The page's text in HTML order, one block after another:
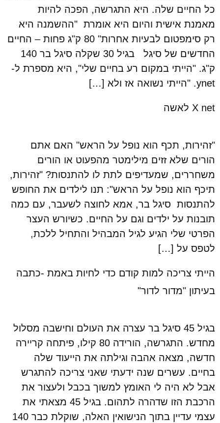
כל החיים שלה. היא התגרשה, הפכה להיות
מאמנת אישית והיום היא אומרת "ההשמנה היא
רק סימפטום לבעיות אחרות" 80 ק"ג פחות – החיים
החדשים של סיגל בגיל 30 שקלה סיגל בר 140
ק"ג. "הייתי במקום רע בחיים שלי", היא מספרת ל-
ynet. "הייתי נשואה אז ולא […]
X net לאשה
"זהירות, תכף הוא נופל על הראש" האם אתם
הורים שלא זזים מילימטר מהפעוט או הורים
משחררים, שמעדיפים לתת לו להתנסות? "זהירות,
תיכף הוא נופל על הראש": תנו לילדים את החופש
להתנסות סיגל בר, אמא לחוצה לשעבר, עם כמה
תובנות על ילדים וגם על החיים. כשיורש העצר
הפרטי שלי הגיע לגיל המבהיל והתחיל ללכת,
לטפס על […]
הייתי צריכה למות קודם כדי לחיות באמת -כתבה
בעיתון "מדור לדור"
בגיל 45 סיגל בר עצרה את העולם וחישבה מסלול
מחדש. התגרשה, הורידה 80 קילו, פיתחה קריירה
חדשה, מצאה אהבה וגילתה את הייעוד שלה
בחיים. עשרים שנה ידעתי שאני צריכה להתגרש
אבל לא היה לי האומץ למשוך בכבל ולעצור את
הרכבת הזו שדהרה לתהום. בגיל 45 מצאתי את
עצמי עדיין בתוך הנישואין האלה, שוקלת כבר 140